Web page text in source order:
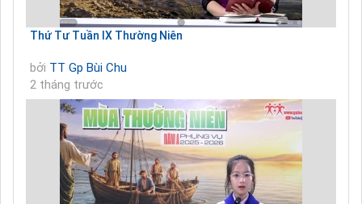
Thứ Tư Tuần IX Thường Niên
bởi TT Gp Bùi Chu
2 tháng trước